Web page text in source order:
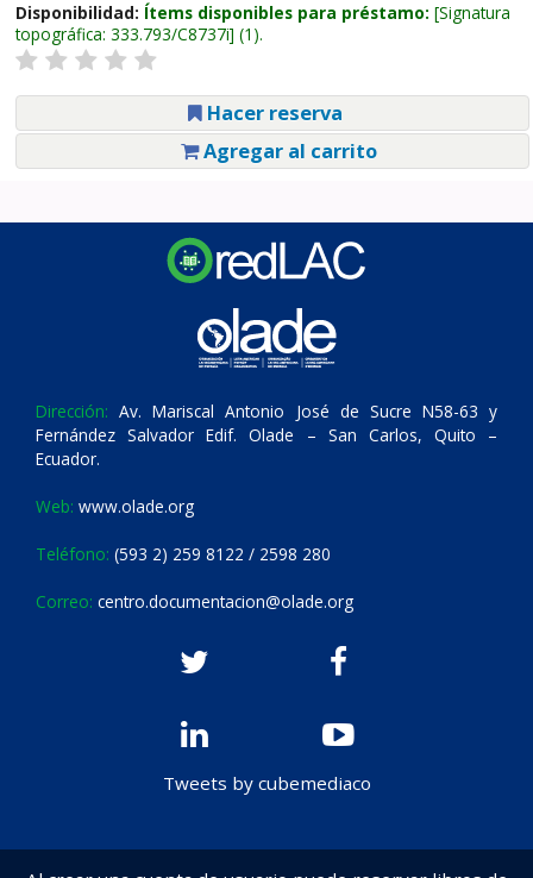
Disponibilidad: Ítems disponibles para préstamo: Signatura
topográfica: 333.793/C8737i (1).
Hacer reserva
Agregar al carrito
Dirección: Av. Mariscal Antonio José de Sucre N58-63 y
Fernández Salvador Edif. Olade – San Carlos, Quito –
Ecuador.
Web: www.olade.org
Teléfono: (593 2) 259 8122 / 2598 280
Correo: centro.documentacion@olade.org
Tweets by cubemediaco